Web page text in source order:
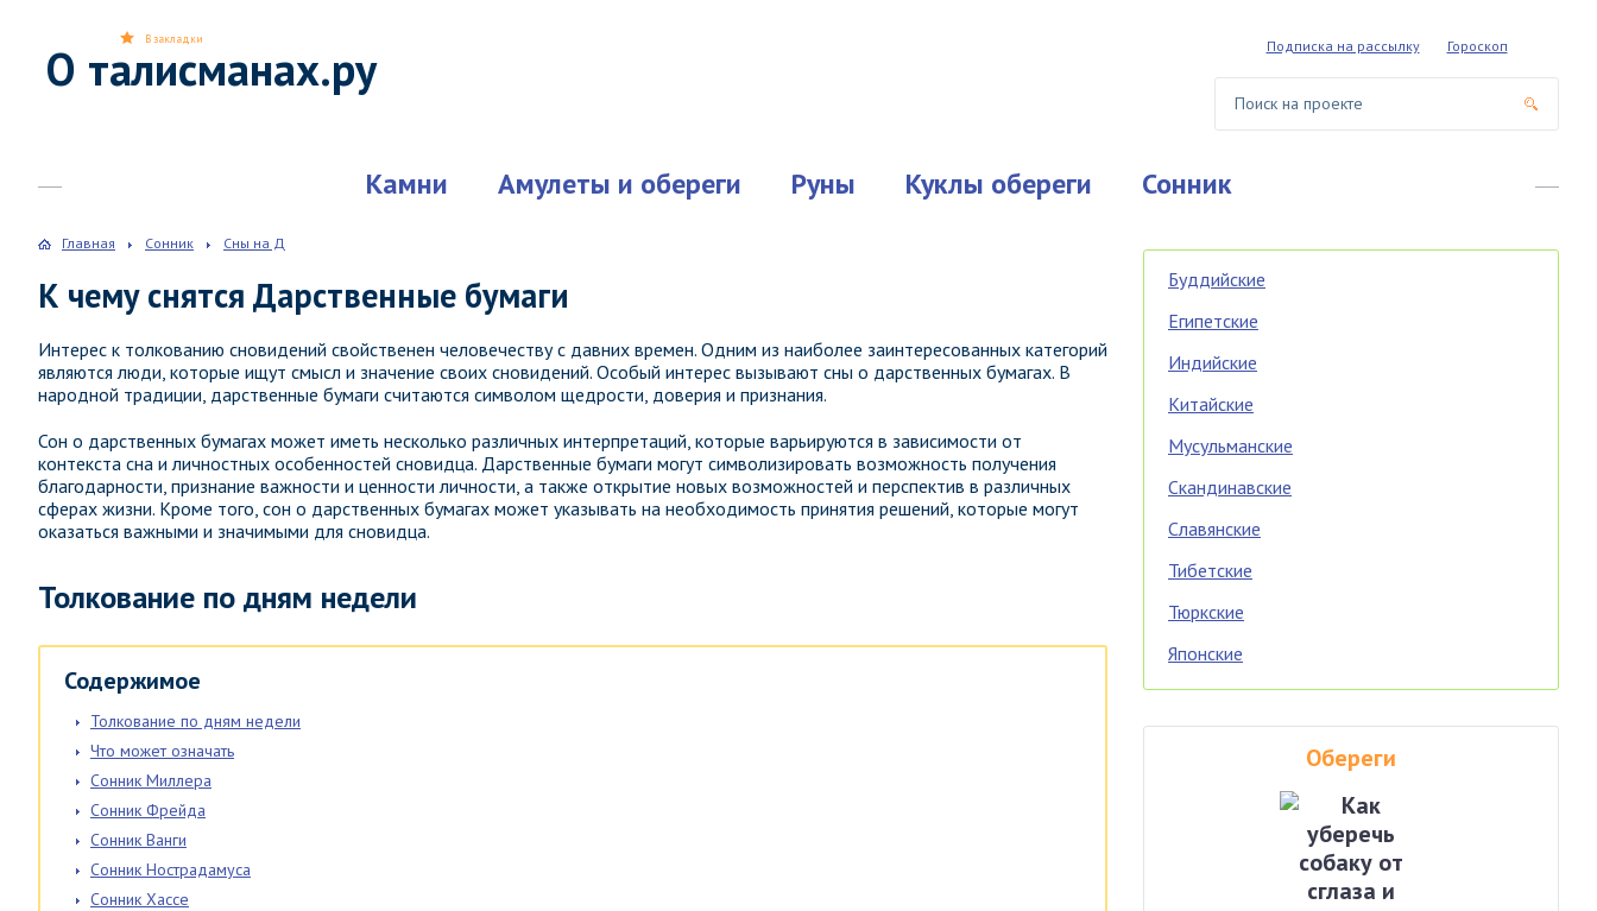
О талисманах.ру Подписка на рассылку Гороскоп
Камни Амулеты и обереги Руны Куклы обереги Сонник
В закладки
Главная Сонник Сны на Д
К чему снятся Дарственные бумаги
Интерес к толкованию сновидений свойственен человечеству с давних времен. Одним из наиболее заинтересованных категорий
являются люди, которые ищут смысл и значение своих сновидений. Особый интерес вызывают сны о дарственных бумагах. В
народной традиции, дарственные бумаги считаются символом щедрости, доверия и признания.
Сон о дарственных бумагах может иметь несколько различных интерпретаций, которые варьируются в зависимости от
контекста сна и личностных особенностей сновидца. Дарственные бумаги могут символизировать возможность получения
благодарности, признание важности и ценности личности, а также открытие новых возможностей и перспектив в различных
сферах жизни. Кроме того, сон о дарственных бумагах может указывать на необходимость принятия решений, которые могут
оказаться важными и значимыми для сновидца.
Толкование по дням недели
Содержимое
Толкование по дням недели
Что может означать
Сонник Миллера
Сонник Фрейда
Сонник Ванги
Сонник Нострадамуса
Сонник Хассе
Буддийские
Египетские
Индийские
Китайские
Мусульманские
Скандинавские
Славянские
Тибетские
Тюркские
Японские
Обереги